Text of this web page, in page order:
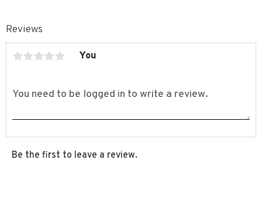
Reviews
You
Be the first to leave a review.